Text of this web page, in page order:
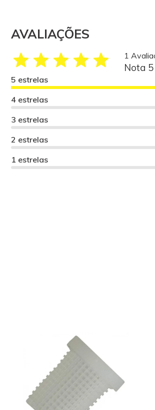
AVALIAÇÕES
1
Nota
5 estrelas
4 estrelas
3 estrelas
2 estrelas
1 estrelas